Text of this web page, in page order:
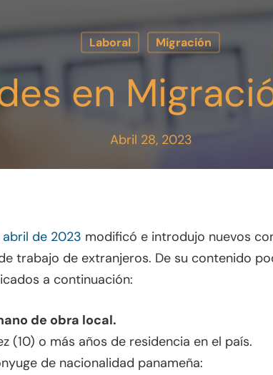
Laboral Migración
en
Abril 28, 2023
abril de 2023 modificó e introdujo nuevos
trabajo de extranjeros. De su contenido
a continuación:
de obra local.
(10) o más años de residencia en el país.
de nacionalidad panameña: